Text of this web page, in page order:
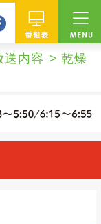
番組
facebook
送内容
乾燥